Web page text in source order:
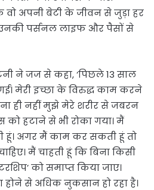
वो अपनी बेटी के जीवन से जुड़ा हर
पर्सनल लाइफ और पैसों से
ने जज से कहा, ‘पिछले 13 साल
मेरी इच्छा के विरुद्ध काम करने
ही नहीं मुझे मेरे शरीर से जबरन
को हटाने से भी रोका गया। मैं
हूं। अगर मैं काम कर सकती हूं तो
मैं चाहती हूं कि बिना किसी
को समाप्त किया जाए।
से अधिक नुकसान हो रहा है।